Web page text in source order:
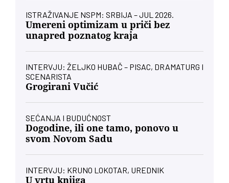
ISTRAŽIVANJE NSPM: SRBIJA – JUL 2026.
Umereni optimizam u priči bez
unapred poznatog kraja
INTERVJU: ŽELJKO HUBAČ – PISAC, DRAMATURG I
SCENARISTA
Grogirani Vučić
SEĆANJA I BUDUĆNOST
Dogodine, ili one tamo, ponovo u
svom Novom Sadu
INTERVJU: KRUNO LOKOTAR, UREDNIK
U vrtu knjiga